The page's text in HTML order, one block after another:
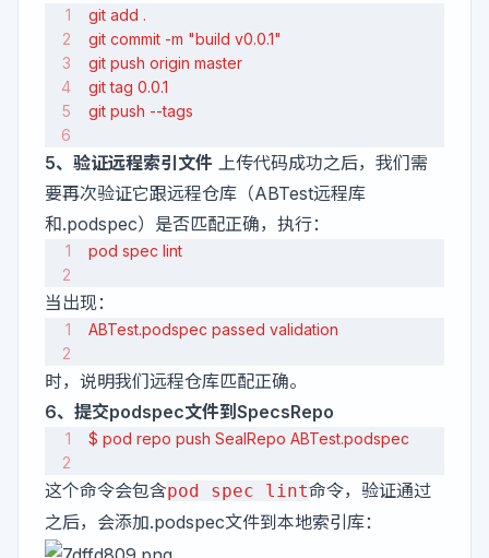
git add .
git commit -m "build v0.0.1"
git push origin master
git tag 0.0.1
git push --tags
5、验证远程索引文件 上传代码成功之后，我们需
要再次验证它跟远程仓库（ABTest远程库
和.podspec）是否匹配正确，执行：
pod spec lint
当出现：
ABTest.podspec passed validation
时，说明我们远程仓库匹配正确。
6、提交podspec文件到SpecsRepo
$ pod repo push SealRepo ABTest.podspec
这个命令会包含pod spec lint命令，验证通过
之后，会添加.podspec文件到本地索引库：